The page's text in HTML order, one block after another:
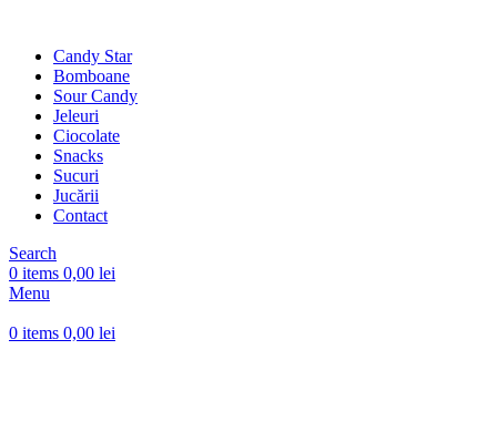
Candy Star
Bomboane
Sour Candy
Jeleuri
Ciocolate
Snacks
Sucuri
Jucării
Contact
Search
0 items 0,00 lei
Menu
0 items 0,00 lei